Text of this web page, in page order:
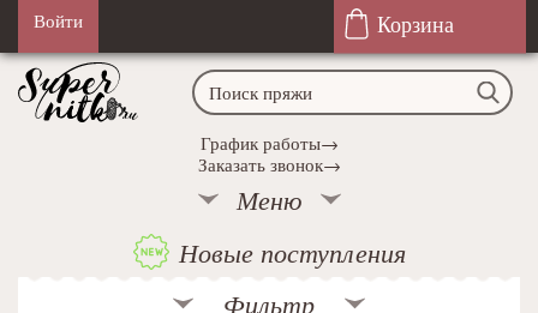
Войти Корзина
График работы→
Заказать звонок→
Меню
Новые поступления
Фильтр